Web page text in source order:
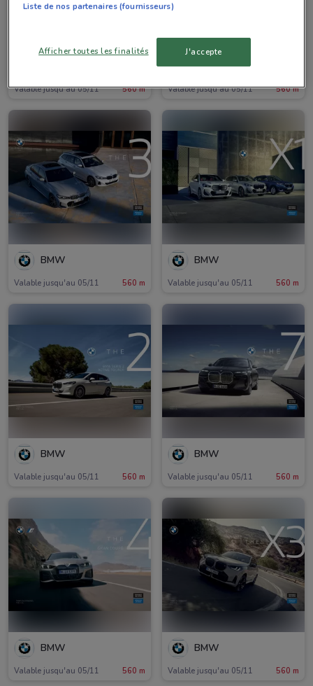
Valable jusqu'au 05/11 560 m
BMW
Valable jusqu'au 05/11 560 m
BMW
Valable jusqu'au 05/11 560 m
BMW
Valable jusqu'au 05/11 560 m
BMW
Valable jusqu'au 05/11 560 m
BMW
Valable jusqu'au 05/11 560 m
BMW
Valable jusqu'au 05/11 560 m
BMW
Valable jusqu'au 05/11 560 m
Liste de nos partenaires (fournisseurs)
Afficher toutes les finalités J'accepte